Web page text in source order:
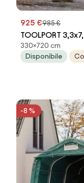
925 €985 €
TOOLPORT
800, verde
(sottofondo in
330×720 cm
Disponibile
-8 %